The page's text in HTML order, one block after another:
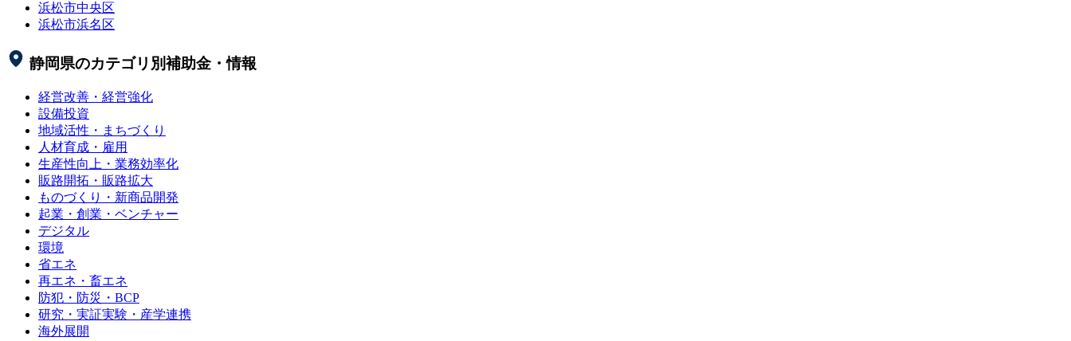
浜松市中央区
浜松市浜名区
静岡県のカテゴリ別補助金・情報
経営改善・経営強化
設備投資
地域活性・まちづくり
人材育成・雇用
生産性向上・業務効率化
販路開拓・販路拡大
ものづくり・新商品開発
起業・創業・ベンチャー
デジタル
環境
省エネ
再エネ・畜エネ
防犯・防災・BCP
研究・実証実験・産学連携
海外展開